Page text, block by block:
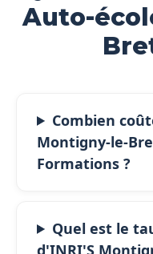
Auto-
Combien
Montigny-le-
Formations ?
Quel est le
d'INRI'S